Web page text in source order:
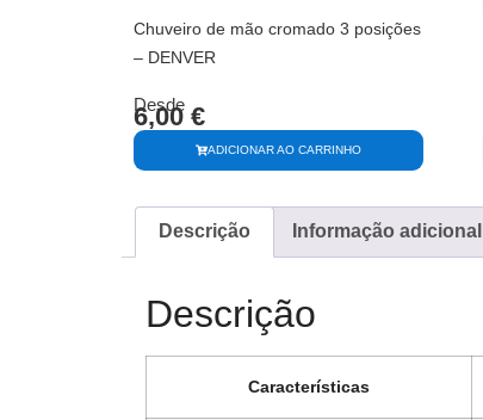
Chuveiro de mão cromado 3 posições
– DENVER
ADICIONAR AO CARRINHO
Desde
6,00 €
Descrição Informação adicional
Descrição
Características